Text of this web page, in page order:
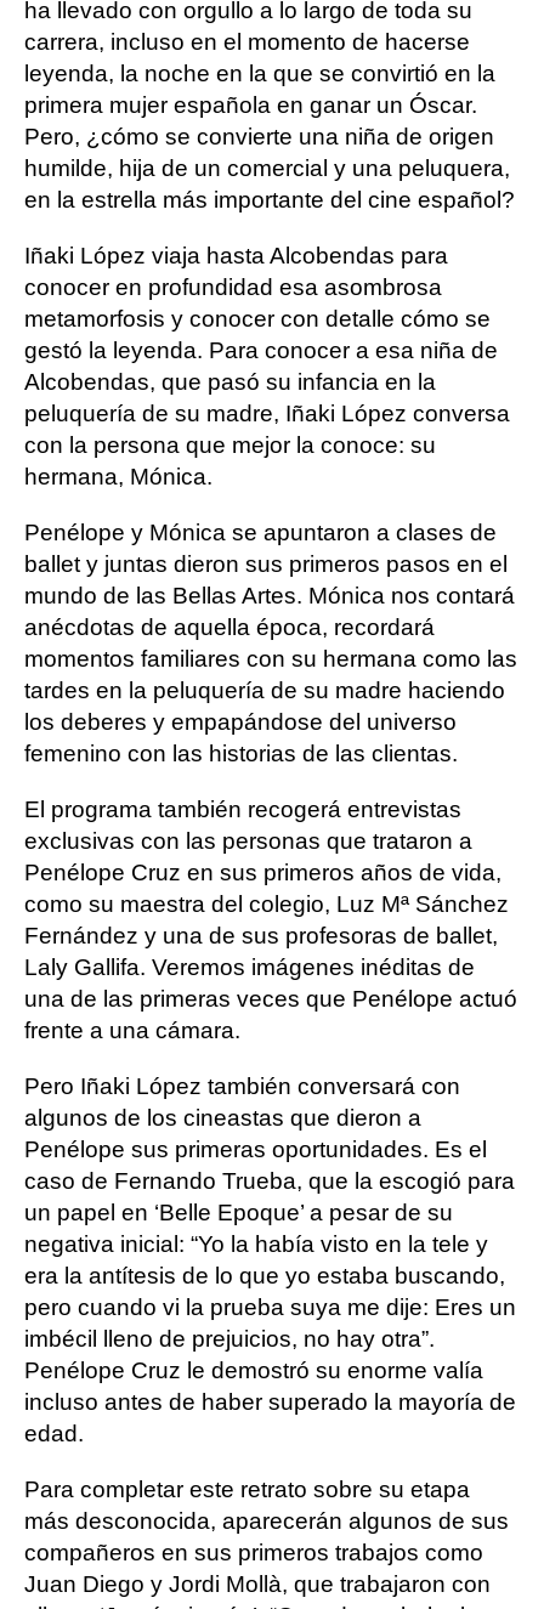
ha llevado con orgullo a lo largo de toda su
carrera, incluso en el momento de hacerse
leyenda, la noche en la que se convirtió en la
primera mujer española en ganar un Óscar.
Pero, ¿cómo se convierte una niña de origen
humilde, hija de un comercial y una peluquera,
en la estrella más importante del cine español?
Iñaki López viaja hasta Alcobendas para
conocer en profundidad esa asombrosa
metamorfosis y conocer con detalle cómo se
gestó la leyenda. Para conocer a esa niña de
Alcobendas, que pasó su infancia en la
peluquería de su madre, Iñaki López conversa
con la persona que mejor la conoce: su
hermana, Mónica.
Penélope y Mónica se apuntaron a clases de
ballet y juntas dieron sus primeros pasos en el
mundo de las Bellas Artes. Mónica nos contará
anécdotas de aquella época, recordará
momentos familiares con su hermana como las
tardes en la peluquería de su madre haciendo
los deberes y empapándose del universo
femenino con las historias de las clientas.
El programa también recogerá entrevistas
exclusivas con las personas que trataron a
Penélope Cruz en sus primeros años de vida,
como su maestra del colegio, Luz Mª Sánchez
Fernández y una de sus profesoras de ballet,
Laly Gallifa. Veremos imágenes inéditas de
una de las primeras veces que Penélope actuó
frente a una cámara.
Pero Iñaki López también conversará con
algunos de los cineastas que dieron a
Penélope sus primeras oportunidades. Es el
caso de Fernando Trueba, que la escogió para
un papel en ‘Belle Epoque’ a pesar de su
negativa inicial: “Yo la había visto en la tele y
era la antítesis de lo que yo estaba buscando,
pero cuando vi la prueba suya me dije: Eres un
imbécil lleno de prejuicios, no hay otra”.
Penélope Cruz le demostró su enorme valía
incluso antes de haber superado la mayoría de
edad.
Para completar este retrato sobre su etapa
más desconocida, aparecerán algunos de sus
compañeros en sus primeros trabajos como
Juan Diego y Jordi Mollà, que trabajaron con